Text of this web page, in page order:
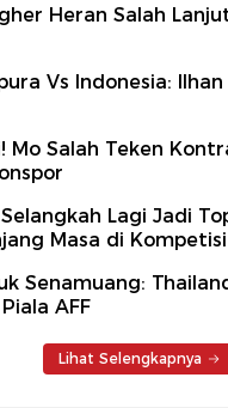
Heran Salah
Vs Indonesia:
Mo Salah Teken
Lagi Jadi
Masa di
Senamuang:
AFF
Lihat Selengkapnya